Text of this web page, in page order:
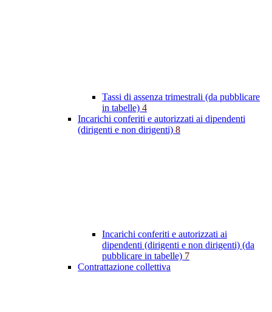
Tassi di assenza trimestrali (da pubblicare
in tabelle) 4
Incarichi conferiti e autorizzati ai dipendenti
(dirigenti e non dirigenti) 8
Incarichi conferiti e autorizzati ai
dipendenti (dirigenti e non dirigenti) (da
pubblicare in tabelle) 7
Contrattazione collettiva